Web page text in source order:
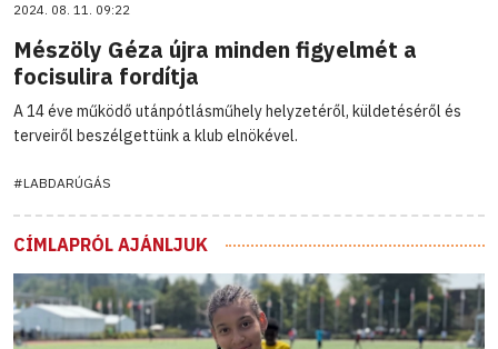
2024. 08. 11. 09:22
Mészöly Géza újra minden figyelmét a
focisulira fordítja
A 14 éve működő utánpótlásműhely helyzetéről, küldetéséről és
terveiről beszélgettünk a klub elnökével.
#LABDARÚGÁS
CÍMLAPRÓL AJÁNLJUK